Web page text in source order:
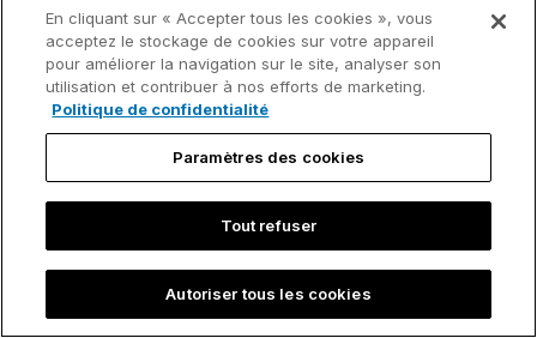
votre audience pour l’aider à orienter ses décisions.
Soignez les détails : Si votre graphique présente
une mise en forme des nombres ou des alignements
incohérents, cela détourne l’attention de ce que vous
essayez de dire. Vous maximisez la crédibilité de
votre message lorsque vos graphiques ont un aspect
Respectez l’identité de marque :Si votre entreprise
utilise un ensemble standardisé de couleurs et de
polices, cela constitue un élément clé de son identité
En cliquant sur « Accepter tous les cookies », vous
acceptez le stockage de cookies sur votre appareil
pour améliorer la navigation sur le site, analyser son
utilisation et contribuer à nos efforts de marketing.
Politique de confidentialité
Paramètres des cookies
Tout refuser
Autoriser tous les cookies